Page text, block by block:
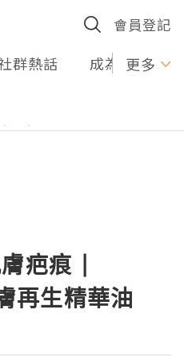
會員登記
群熱話 成為U更多
膚疤痕 |
再生精華油